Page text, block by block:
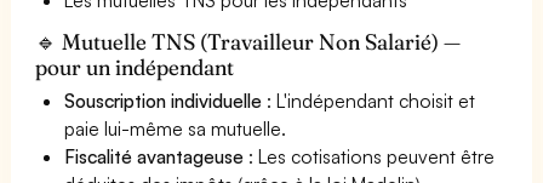
🔹 Mutuelle TNS (Travailleur Non Salarié) —
pour un indépendant
Souscription individuelle : L'indépendant choisit et
paie lui-même sa mutuelle.
Fiscalité avantageuse : Les cotisations peuvent être